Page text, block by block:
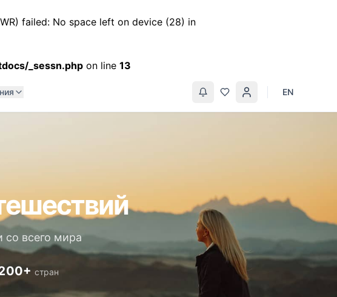
failed: No space left on device (28) in
_sessn.php on line 13
EN
всего мира
стран